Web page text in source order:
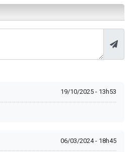
19/10/2025 - 13h53
06/03/2024 - 18h45